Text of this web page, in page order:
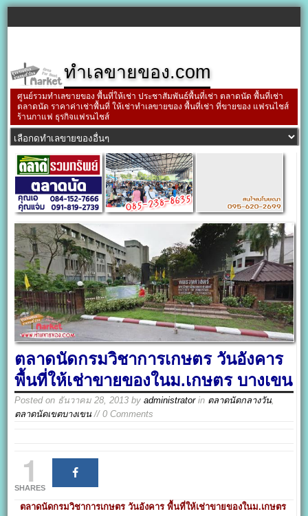
ทำเลขายของ.com
ศูนย์รวมทำเลขายของ พื้นที่ให้เช่า ประชาสัมพันธ์พื้นที่เช่า ตลาดนัด พื้นที่เช่า
ตลาดนัด ราคาค่าเช่าพื้นที่ ให้เช่าทำเลขายของ พื้นที่เช่า ที่ขายของ แฟรนไชส์
ร้านกาแฟ ธุรกิจแฟรนไชส์
ตลาดนัดกรมวิชาการเกษตร วันอังคาร
พื้นที่ให้เช่าขายของในม.เกษตร บางเขน
Posted on ธันวาคม 28, 2013 byadministratorin ตลาดนัดกลางวัน,
ตลาดนัดเขตบางเขน // 0 Comments
1
SHARES
ตลาดนัดกรมวิชาการเกษตร วันอังคาร พื้นที่ให้เช่าขายของในม.เกษตร